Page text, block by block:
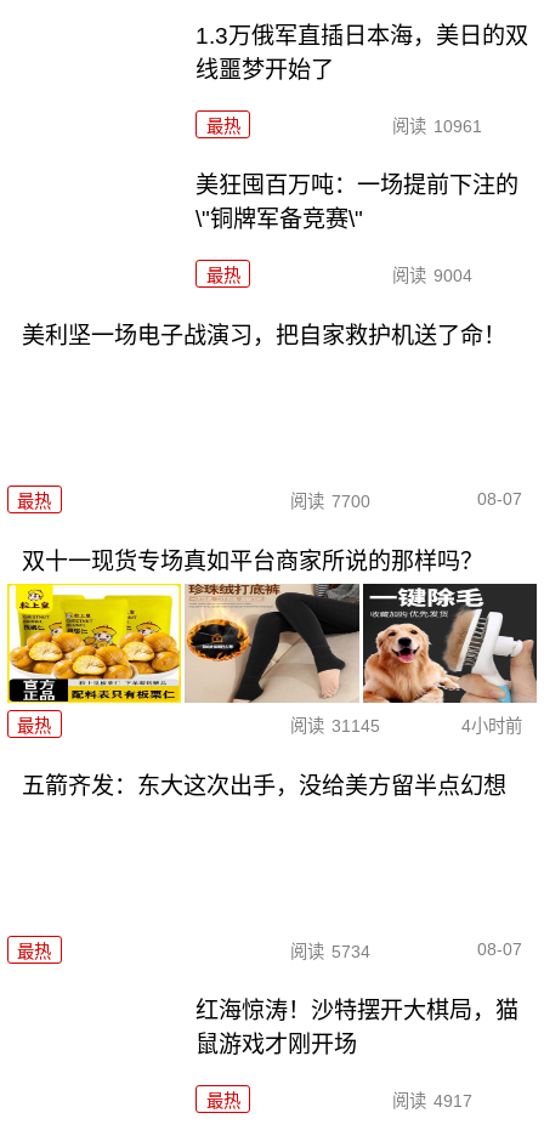
1.3万俄军直插日本海，美日的双
线噩梦开始了
最热 阅读 10961
美狂囤百万吨：一场提前下注的
\"铜牌军备竞赛\"
最热 阅读 9004
美利坚一场电子战演习，把自家救护机送了命！
最热 阅读 7700 08-07
双十一现货专场真如平台商家所说的那样吗？
最热 阅读 31145 4小时前
五箭齐发：东大这次出手，没给美方留半点幻想
最热 阅读 5734 08-07
红海惊涛！沙特摆开大棋局，猫
鼠游戏才刚开场
最热 阅读 4917